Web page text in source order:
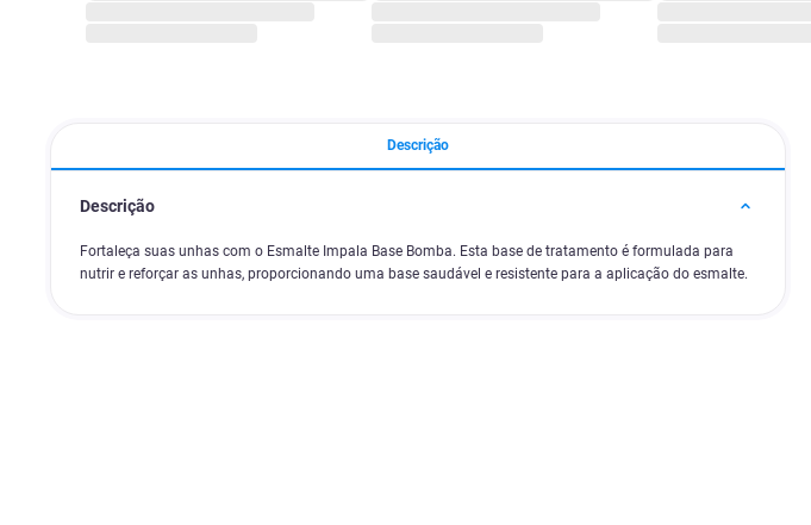
Descrição
Descrição
Fortaleça suas unhas com o Esmalte Impala Base Bomba. Esta base de tratamento é formulada para
nutrir e reforçar as unhas, proporcionando uma base saudável e resistente para a aplicação do esmalte.